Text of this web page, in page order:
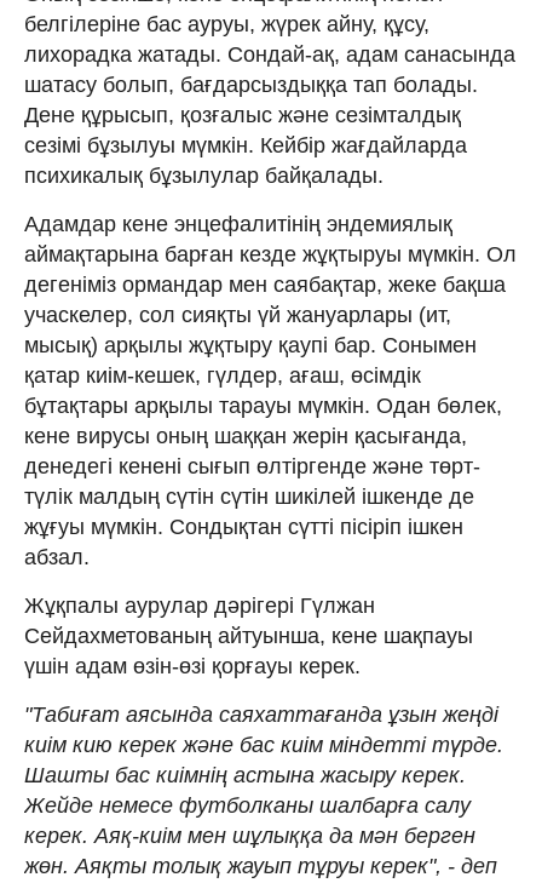
белгілеріне бас ауруы, жүрек айну, құсу,
лихорадка жатады. Сондай-ақ, адам санасында
шатасу болып, бағдарсыздыққа тап болады.
Дене құрысып, қозғалыс және сезімталдық
сезімі бұзылуы мүмкін. Кейбір жағдайларда
психикалық бұзылулар байқалады.
Адамдар кене энцефалитінің эндемиялық
аймақтарына барған кезде жұқтыруы мүмкін. Ол
дегеніміз ормандар мен саябақтар, жеке бақша
учаскелер, сол сияқты үй жануарлары (ит,
мысық) арқылы жұқтыру қаупі бар. Сонымен
қатар киім-кешек, гүлдер, ағаш, өсімдік
бұтақтары арқылы тарауы мүмкін. Одан бөлек,
кене вирусы оның шаққан жерін қасығанда,
денедегі кенені сығып өлтіргенде және төрт-
түлік малдың сүтін сүтін шикілей ішкенде де
жұғуы мүмкін. Сондықтан сүтті пісіріп ішкен
абзал.
Жұқпалы аурулар дәрігері Гүлжан
Сейдахметованың айтуынша, кене шақпауы
үшін адам өзін-өзі қорғауы керек.
"Табиғат аясында саяхаттағанда ұзын жеңді
киім кию керек және бас киім міндетті түрде.
Шашты бас киімнің астына жасыру керек.
Жейде немесе футболканы шалбарға салу
керек. Аяқ-киім мен шұлыққа да мән берген
жөн. Аяқты толық жауып тұруы керек", - деп